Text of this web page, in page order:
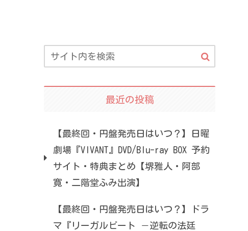
最近の投稿
【最終回・円盤発売日はいつ？】日曜
劇場『VIVANT』DVD/Blu-ray BOX 予約
サイト・特典まとめ【堺雅人・阿部
寛・二階堂ふみ出演】
【最終回・円盤発売日はいつ？】ドラ
マ『リーガルビート －逆転の法廷